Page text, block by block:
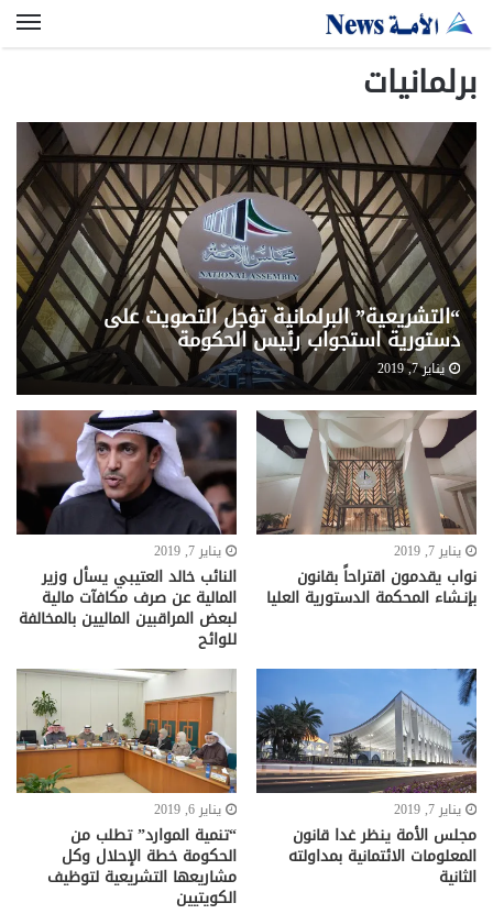
برلمانيات
“التشريعية” البرلمانية تؤجل التصويت على
دستورية استجواب رئيس الحكومة
يناير 7, 2019
يناير 7, 2019
نواب يقدمون اقتراحاً بقانون
بإنـشاء المحكمة الدستورية العليا
يناير 7, 2019
النائب‭ ‬خالد‭ ‬العتيبي‭ ‬يسأل‭ ‬وزير‭
‬للوائح‭ ‬
يناير 7, 2019
‬الثانية
يناير 6, 2019
“تنمية الموارد” تطلب من
الحكومة خطة الإحلال وكل
مشاريعها التشريعية لتوظيف
الكويتيين